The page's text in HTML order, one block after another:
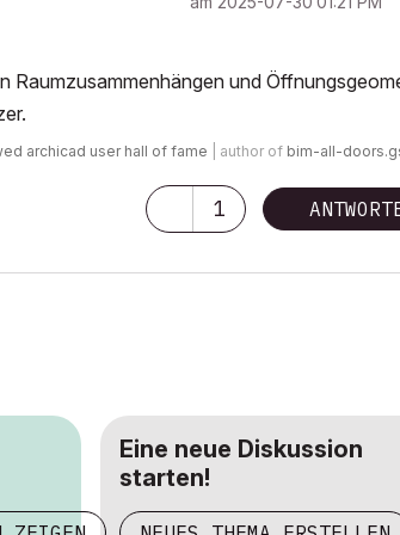
Raumzusammenhängen und
archicad user hall of fame | author of bim-all-
1
Eine neue Diskussion
starten!